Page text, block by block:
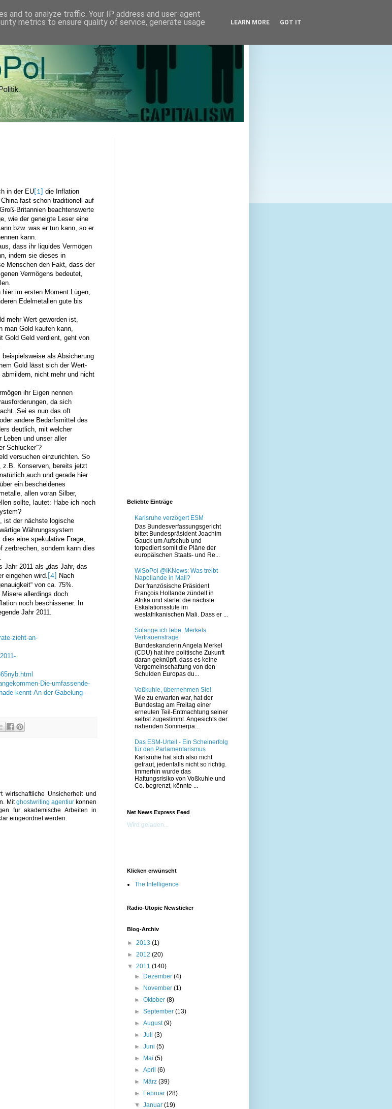
in der EU [1]
die Inflation
fast schon traditionell auf
Britannien beachtenswerte
wie der geneigte Leser eine
bzw. was er tun kann, so er
kann.
dass ihr liquides Vermögen
indem sie dieses in
Menschen den Fakt, dass der
Vermögens bedeutet,
im ersten Moment Lügen,
Edelmetallen gute bis
mehr Wert geworden ist,
man Gold kaufen kann,
Gold Geld verdient, geht von
beispielsweise als Absicherung
Gold lässt sich der Wert-
nicht mehr und nicht
ihr Eigen nennen
da sich
Sei es nun das oft
andere Bedarfsmittel des
deutlich, mit welcher
und unser aller
Schlucker“?
versuchen einzurichten. So
z.B. Konserven, bereits jetzt
auch und gerade hier
ein bescheidenes
allen voran Silber,
sollte, lautet: Habe ich noch
ist der nächste logische
Währungssystem
eine spekulative Frage,
zerbrechen, sondern kann dies
2011 als „das Jahr, das
eingehen wird. [4]
Nach
von ca. 75%.
allerdings doch
noch beschissener. In
Jahr 2011.
zieht-an-
Die-umfassende-
kennt-An-der-Gabelung-
wirtschaftliche Unsicherheit und
Mitghostwriting agentiurkonnen
fur akademische Arbeiten in
eingeordnet werden.
Beliebte Einträge
Karlsruhe verzögert ESM
Das Bundesverfassungsgericht
bittet Bundespräsident Joachim
Gauck um Aufschub und
torpediert somit die Pläne der
europäischen Staats- und Re...
WiSoPol @IKNews: Was treibt
Napollande in Mali?
Der französische Präsident
François Hollande zündelt in
Afrika und startet die nächste
Eskalationsstufe im
westafrikanischen Mali. Dass er ...
Solange ich lebe. Merkels
Vertrauensfrage
Bundeskanzlerin Angela Merkel
(CDU) hat ihre politische Zukunft
daran geknüpft, dass es keine
Vergemeinschaftung von den
Schulden Europas du...
Voßkuhle, übernehmen Sie!
Wie zu erwarten war, hat der
Bundestag am Freitag einer
erneuten Teil-Entmachtung seiner
selbst zugestimmt. Angesichts der
nahenden Sommerpa...
Das ESM-Urteil - Ein Scheinerfolg
für den Parlamentarismus
Karlsruhe hat sich also nicht
getraut, jedenfalls nicht so richtig.
Immerhin wurde das
Haftungsrisiko von Voßkuhle und
Co. begrenzt, könnte ...
Net News Express Feed
Wird geladen...
Klicken erwünscht
The Intelligence
Radio-Utopie Newsticker
Blog-Archiv
► 2013 (1)
► 2012 (20)
▼ 2011 (140)
► Dezember(4)
► November(1)
►Oktober(8)
►September(13)
►August(9)
►Juli(3)
►Juni(5)
► Mai(5)
►April(6)
► März(39)
► Februar(28)
▼Januar(19)
and to analyze traffic. Your IP address and user-agent
metrics to ensure quality of service, generate usage
LEARN MORE GOT IT